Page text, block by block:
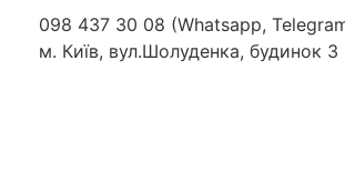
098 437 30 08 (Whatsapp,
м. Київ, вул.Шолуденка, будинок 3